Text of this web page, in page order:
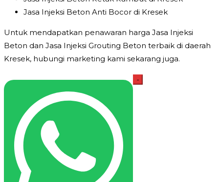
Jasa Injeksi Beton Anti Bocor di Kresek
Untuk mendapatkan penawaran harga Jasa Injeksi
Beton dan Jasa Injeksi Grouting Beton terbaik di daerah
Kresek, hubungi marketing kami sekarang juga.
-